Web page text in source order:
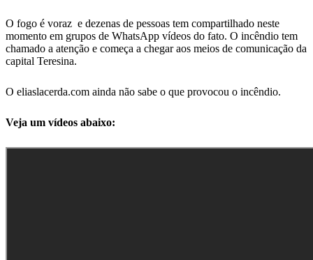
O fogo é voraz e dezenas de pessoas tem compartilhado neste
momento em grupos de WhatsApp vídeos do fato. O incêndio tem
chamado a atenção e começa a chegar aos meios de comunicação da
capital Teresina.
O eliaslacerda.com ainda não sabe o que provocou o incêndio.
Veja um vídeos abaixo: